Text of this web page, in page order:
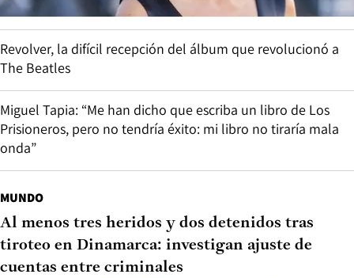
Revolver, la difícil recepción del álbum que revolucionó a
The Beatles
Miguel Tapia: “Me han dicho que escriba un libro de Los
Prisioneros, pero no tendría éxito: mi libro no tiraría mala
onda”
MUNDO
Al menos tres heridos y dos detenidos tras
tiroteo en Dinamarca: investigan ajuste de
cuentas entre criminales